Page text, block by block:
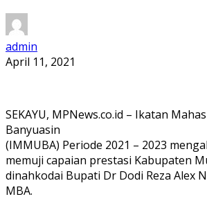
admin
April 11, 2021
SEKAYU, MPNews.co.id – Ikatan
Banyuasin
(IMMUBA) Periode 2021 – 2023
memuji capaian prestasi Kabupaten
dinahkodai Bupati Dr Dodi Reza Alex
MBA.